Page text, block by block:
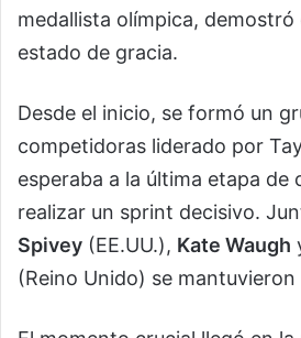
medallista olímpica,
estado de gracia.
Desde el inicio, se formó un
competidoras liderado por
esperaba a la última etapa de
realizar un sprint decisivo.
Spivey (EE.UU.), Kate Waugh
(Reino Unido) se